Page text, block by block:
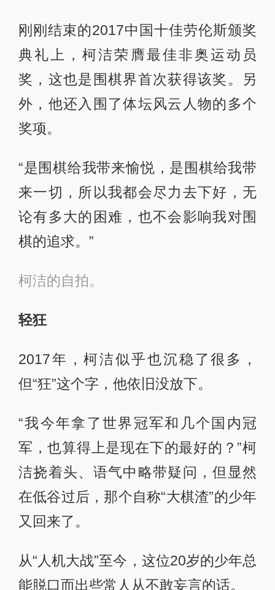
刚刚结束的2017中国十佳劳伦斯颁奖
典礼上，柯洁荣膺最佳非奥运动员
奖，这也是围棋界首次获得该奖。另
外，他还入围了体坛风云人物的多个
奖项。
“是围棋给我带来愉悦，是围棋给我带
来一切，所以我都会尽力去下好，无
论有多大的困难，也不会影响我对围
棋的追求。”
柯洁的自拍。
轻狂
2017年，柯洁似乎也沉稳了很多，
但“狂”这个字，他依旧没放下。
“我今年拿了世界冠军和几个国内冠
军，也算得上是现在下的最好的？”柯
洁挠着头、语气中略带疑问，但显然
在低谷过后，那个自称“大棋渣”的少年
又回来了。
从“人机大战”至今，这位20岁的少年总
能脱口而出些常人从不敢妄言的话。